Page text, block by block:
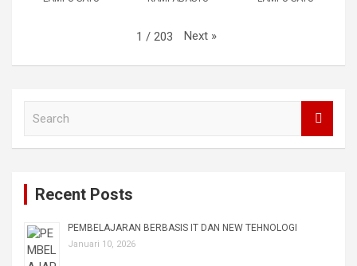
1 / 203 Next »
Recent Posts
PEMBELAJARAN BERBASIS IT DAN NEW TEHNOLOGI
Januari 10, 2026